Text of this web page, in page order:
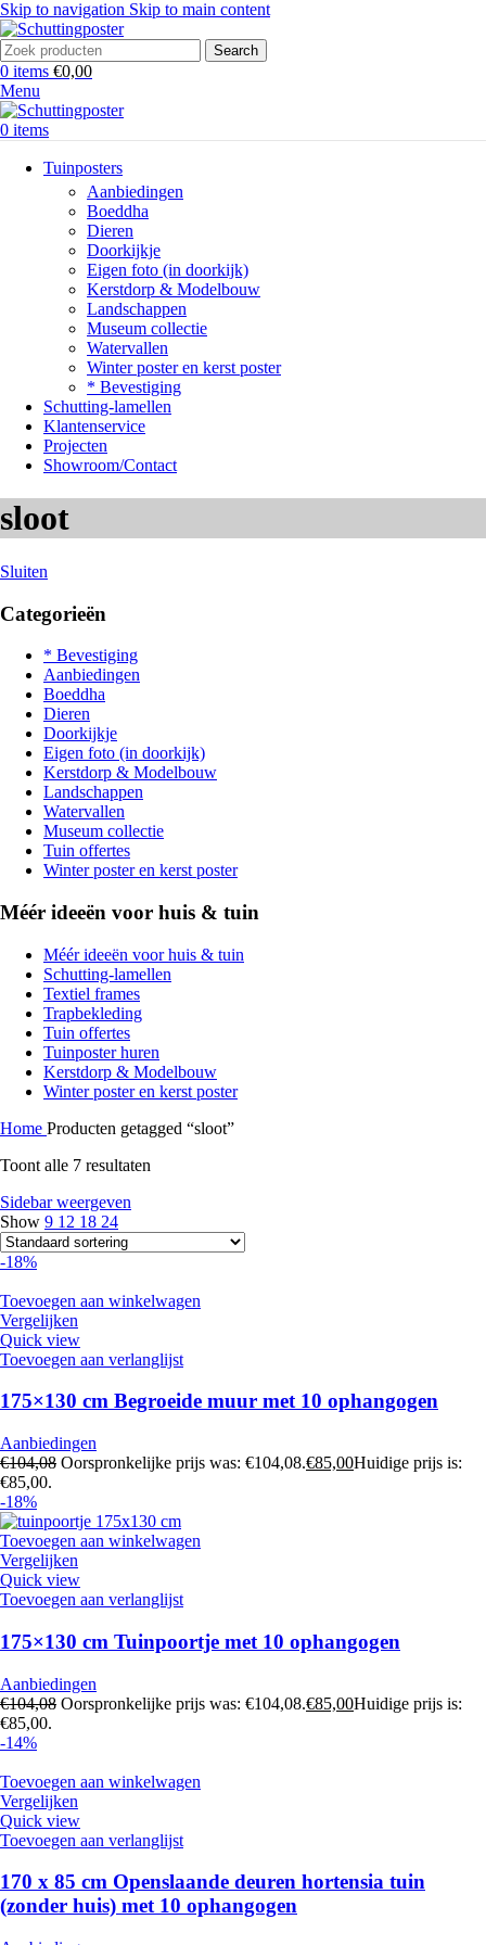
Skip to navigation Skip to main content
Search
0 items €0,00
Menu
0 items
Tuinposters
Aanbiedingen
Boeddha
Dieren
Doorkijkje
Eigen foto (in doorkijk)
Kerstdorp & Modelbouw
Landschappen
Museum collectie
Watervallen
Winter poster en kerst poster
* Bevestiging
Schutting-lamellen
Klantenservice
Projecten
Showroom/Contact
sloot
Sluiten
Categorieën
* Bevestiging
Aanbiedingen
Boeddha
Dieren
Doorkijkje
Eigen foto (in doorkijk)
Kerstdorp & Modelbouw
Landschappen
Watervallen
Museum collectie
Tuin offertes
Winter poster en kerst poster
Méér ideeën voor huis & tuin
Méér ideeën voor huis & tuin
Schutting-lamellen
Textiel frames
Trapbekleding
Tuin offertes
Tuinposter huren
Kerstdorp & Modelbouw
Winter poster en kerst poster
Home Producten getagged “sloot”
Toont alle 7 resultaten
Sidebar weergeven
Show 9 12 18 24
-18%
Toevoegen aan winkelwagen
Vergelijken
Quick view
Toevoegen aan verlanglijst
175×130 cm Begroeide muur met 10 ophangogen
Aanbiedingen
€104,08 Oorspronkelijke prijs was: €104,08.€85,00Huidige prijs is:
€85,00.
-18%
Toevoegen aan winkelwagen
Vergelijken
Quick view
Toevoegen aan verlanglijst
175×130 cm Tuinpoortje met 10 ophangogen
Aanbiedingen
€104,08 Oorspronkelijke prijs was: €104,08.€85,00Huidige prijs is:
€85,00.
-14%
Toevoegen aan winkelwagen
Vergelijken
Quick view
Toevoegen aan verlanglijst
170 x 85 cm Openslaande deuren hortensia tuin
(zonder huis) met 10 ophangogen